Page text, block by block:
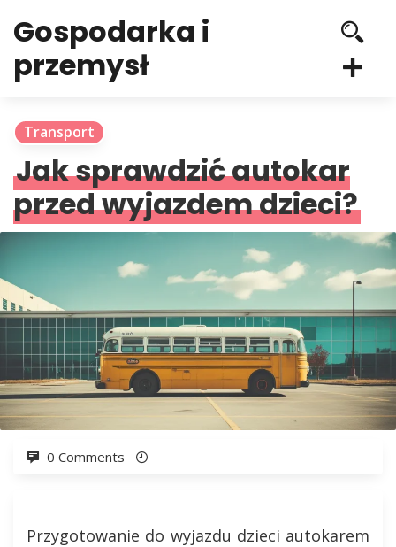
Gospodarka i
przemysł
Transport
Jak sprawdzić autokar
przed wyjazdem dzieci?
0 Comments
Przygotowanie do wyjazdu dzieci autokarem